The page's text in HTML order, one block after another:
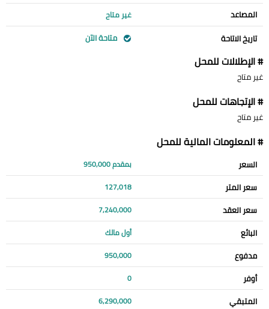
المصاعد غير متاح
تاريخ الاتاحة متاحة الآن
# الإطلالات للمحل
غير متاح
# الإتجاهات للمحل
غير متاح
# المعلومات المالية للمحل
السعر بمقدم 950,000
سعر المتر 127,018
سعر العقد 7,240,000
البائع أول مالك
مدفوع 950,000
أوفر 0
المتبقي 6,290,000